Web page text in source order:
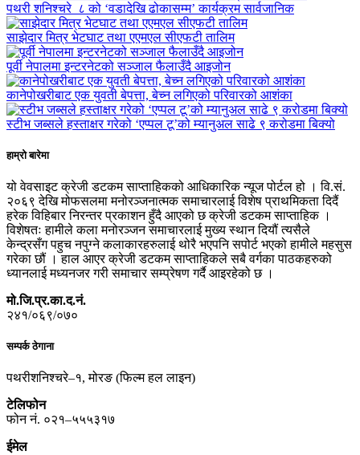
पथरी शनिश्चरे ८ को ‘वडादेखि ढोकासम्म’ कार्यक्रम सार्वजानिक
साझेदार मित्र भेटघाट तथा एएमएल सीएफटी तालिम
पूर्वी नेपालमा इन्टरनेटको सञ्जाल फैलाउँदै आइजोन
कानेपोखरीबाट एक युवती बेपत्ता, बेच्न लगिएको परिवारको आशंका
स्टीभ जब्सले हस्ताक्षर गरेको ‘एप्पल टू’को म्यानुअल साढे ९ करोडमा बिक्यो
हाम्रो बारेमा
यो वेवसाइट क्रेजी डटकम साप्ताहिकको आधिकारिक न्यूज पोर्टल हो । वि.सं.
२०६९ देखि मोफसलमा मनोरञ्जनात्मक समाचारलाई विशेष प्राथमिकता दिदैं
हरेक विहिबार निरन्तर प्रकाशन हुँदै आएको छ क्रेजी डटकम साप्ताहिक ।
विशेषतः हामीले कला मनोरञ्जन समाचारलाई मुख्य स्थान दियौं त्यसैले
केन्द्रसँग पहुच नपुग्ने कलाकारहरुलाई थोरै भएपनि सपोर्ट भएको हामीले महसुस
गरेका छौं । हाल आएर क्रेजी डटकम साप्ताहिकले सबै वर्गका पाठकहरुको
ध्यानलाई मध्यनजर गरी समाचार सम्प्रेषण गर्दै आइरहेको छ ।
मो.जि.प्र.का.द.नं.
२४१/०६९/०७०
सम्पर्क ठेगाना
पथरीशनिश्चरे–१, मोरङ (फिल्म हल लाइन)
टेलिफोन
फोन नं. ०२१–५५५३१७
ईमेल